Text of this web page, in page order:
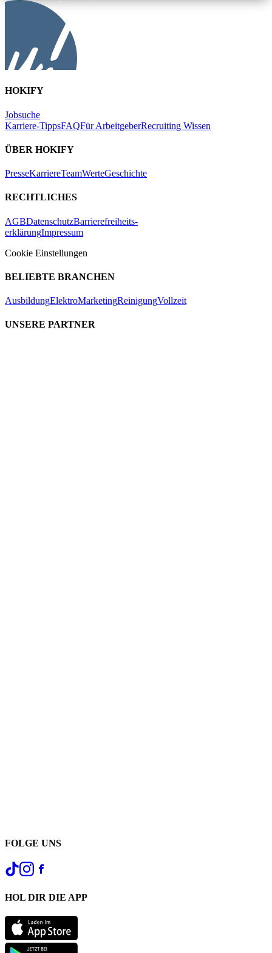
HOKIFY
Jobsuche
Karriere-TippsFAQFür ArbeitgeberRecruiting Wissen
ÜBER HOKIFY
PresseKarriereTeamWerteGeschichte
RECHTLICHES
AGBDatenschutzBarrierefreiheits-
erklärungImpressum
Cookie Einstellungen
BELIEBTE BRANCHEN
AusbildungElektroMarketingReinigungVollzeit
UNSERE PARTNER
FOLGE UNS
HOL DIR DIE APP